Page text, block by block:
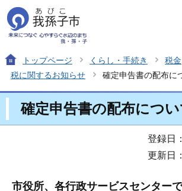
トップページ くらし・手続き
税金
税に関するお知らせ
確定申告書の配布に
確定申告書の配布につい
登録日
更新日
市役所、各行政サービスセンター